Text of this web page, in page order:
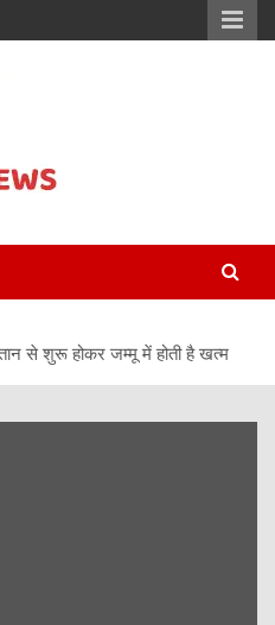
से शुरू होकर जम्मू में होती है खत्म